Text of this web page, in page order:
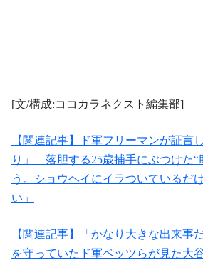
[文/構成:ココカラネクスト編集部]
【関連記事】ド軍フリーマンが証言
り」 落胆する25歳捕手にぶつけた“
う。ショウヘイにイラついているだ
い」
【関連記事】「かなり大きな出来事
を守っていたド軍ベッツらが見た大